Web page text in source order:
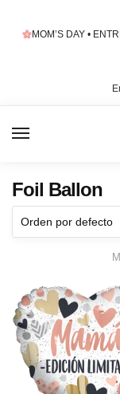
MOM’S DAY •
Foil Ballon